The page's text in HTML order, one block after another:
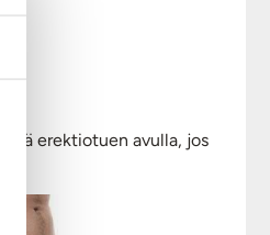
erektiotuen avulla, jos